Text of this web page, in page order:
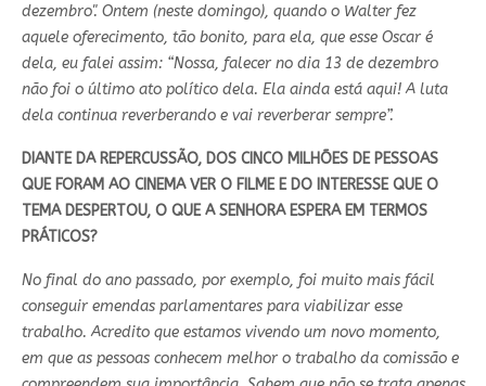
dezembro". Ontem (neste domingo), quando o Walter fez
aquele oferecimento, tão bonito, para ela, que esse Oscar é
dela, eu falei assim: “Nossa, falecer no dia 13 de dezembro
não foi o último ato político dela. Ela ainda está aqui! A luta
dela continua reverberando e vai reverberar sempre”.
DIANTE DA REPERCUSSÃO, DOS CINCO MILHÕES DE PESSOAS
QUE FORAM AO CINEMA VER O FILME E DO INTERESSE QUE O
TEMA DESPERTOU, O QUE A SENHORA ESPERA EM TERMOS
PRÁTICOS?
No final do ano passado, por exemplo, foi muito mais fácil
conseguir emendas parlamentares para viabilizar esse
trabalho. Acredito que estamos vivendo um novo momento,
em que as pessoas conhecem melhor o trabalho da comissão e